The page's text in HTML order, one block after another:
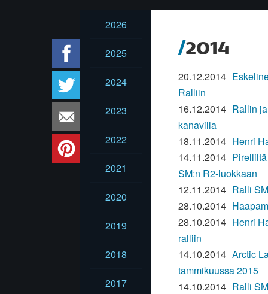
2026
2025
2024
2023
2022
2021
2020
2019
2018
2017
2014
20.12.2014
Ralliin
16.12.2014 Rallin
kanavilla
18.11.2014 Henri
14.11.2014
SM:n R2-luokkaan
12.11.2014 Ralli
28.10.2014
28.10.2014 Henri
ralliin
14.10.2014 Arctic
tammikuussa 2015
14.10.2014 Ralli